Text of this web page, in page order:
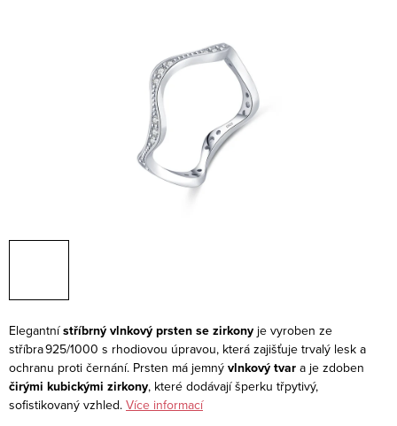
Elegantnístříbrný vlnkový prsten se zirkony je vyroben ze
stříbra 925/1000 s rhodiovou úpravou, která zajišťuje trvalý lesk a
ochranu proti černání. Prsten má jemný vlnkový tvar a je zdoben
čirými kubickými zirkony, které dodávají šperku třpytivý,
sofistikovaný vzhled. Více informací